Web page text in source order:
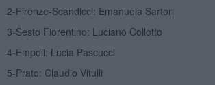
2-Firenze-Scandicci: Emanuela Sartori
3-Sesto Fiorentino: Luciano Collotto
4-Empoli: Lucia Pascucci
5-Prato: Claudio Vitulli